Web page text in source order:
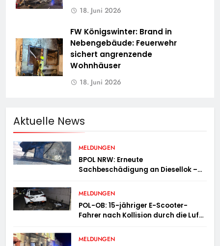
18. Juni 2026
FW Königswinter: Brand in
Nebengebäude: Feuerwehr
sichert angrenzende
Wohnhäuser
18. Juni 2026
Aktuelle News
MELDUNGEN
BPOL NRW: Erneute
Sachbeschädigung an Diesellok –
MELDUNGEN
POL-OB: 15-jähriger E-Scooter-
Fahrer nach Kollision durch die Luft
MELDUNGEN